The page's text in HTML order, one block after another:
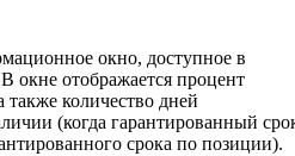
окно, доступное в
окне отображается процент
также количество дней
(когда гарантированный
срока по позиции).